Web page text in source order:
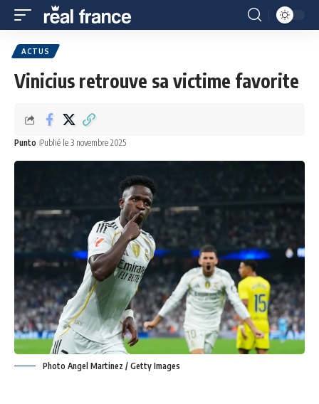
ACTUS
Vinicius retrouve sa victime favorite
Punto Publié le 3 novembre 2025
Photo Angel Martinez / Getty Images